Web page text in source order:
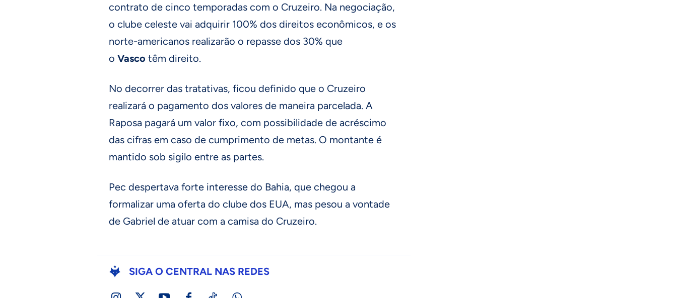
contrato de cinco temporadas com o Cruzeiro. Na negociação,
o clube celeste vai adquirir 100% dos direitos econômicos, e os
norte-americanos realizarão o repasse dos 30% que
o Vasco têm direito.
No decorrer das tratativas, ficou definido que o Cruzeiro
realizará o pagamento dos valores de maneira parcelada. A
Raposa pagará um valor fixo, com possibilidade de acréscimo
das cifras em caso de cumprimento de metas. O montante é
mantido sob sigilo entre as partes.
Pec despertava forte interesse do Bahia, que chegou a
formalizar uma oferta do clube dos EUA, mas pesou a vontade
de Gabriel de atuar com a camisa do Cruzeiro.
SIGA O CENTRAL NAS REDES